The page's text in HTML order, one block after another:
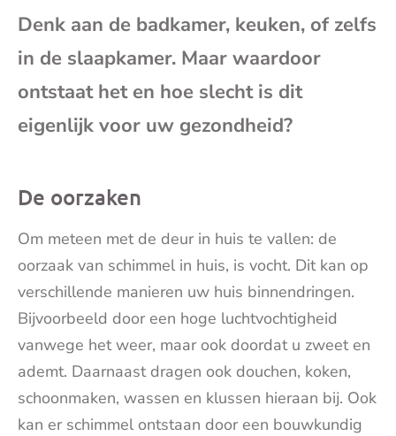
je
Denk aan de badkamer, keuken, of zelfs
in de slaapkamer. Maar waardoor
ontstaat het en hoe slecht is dit
eigenlijk voor uw gezondheid?
De oorzaken
Om meteen met de deur in huis te vallen: de
oorzaak van schimmel in huis, is vocht. Dit kan op
verschillende manieren uw huis binnendringen.
Bijvoorbeeld door een hoge luchtvochtigheid
vanwege het weer, maar ook doordat u zweet en
ademt. Daarnaast dragen ook douchen, koken,
schoonmaken, wassen en klussen hieraan bij. Ook
kan er schimmel ontstaan door een bouwkundig